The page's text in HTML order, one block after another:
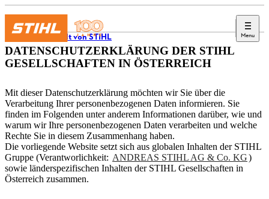
Menu
Die Welt von STIHL
DATENSCHUTZERKLÄRUNG DER STIHL
GESELLSCHAFTEN IN ÖSTERREICH
Mit dieser Datenschutzerklärung möchten wir Sie über die
Verarbeitung Ihrer personenbezogenen Daten informieren. Sie
finden im Folgenden unter anderem Informationen darüber, wie und
warum wir Ihre personenbezogenen Daten verarbeiten und welche
Rechte Sie in diesem Zusammenhang haben.
Die vorliegende Website setzt sich aus globalen Inhalten der STIHL
Gruppe (Verantworlichkeit: ANDREAS STIHL AG & Co. KG)
sowie länderspezifischen Inhalten der STIHL Gesellschaften in
Österreich zusammen.